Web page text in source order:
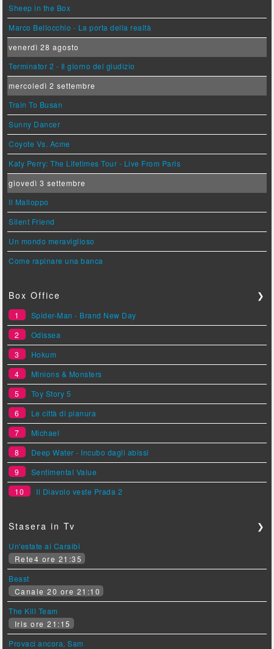
Sheep in the Box
Marco Bellocchio - La porta della realtà
venerdì 28 agosto
Terminator 2 - Il giorno del giudizio
mercoledì 2 settembre
Train To Busan
Sunny Dancer
Coyote Vs. Acme
Katy Perry: The Lifetimes Tour - Live From Paris
giovedì 3 settembre
Il Malloppo
Silent Friend
Un mondo meraviglioso
Come rapinare una banca
Box Office ❯
1
Spider-Man - Brand New Day
2
Odissea
3
Hokum
4
Minions & Monsters
5
Toy Story 5
6
Le città di pianura
7
Michael
8
Deep Water - Incubo dagli abissi
9
Sentimental Value
10
Il Diavolo veste Prada 2
Stasera in Tv ❯
Un'estate ai Caraibi
Rete4 ore 21:35
Beast
Canale 20 ore 21:10
The Kill Team
Iris ore 21:15
Provaci ancora, Sam